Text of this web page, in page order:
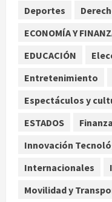
4
Deportes
ECONOMÍA Y
EDUCACIÓN
Entretenimiento
Espectáculos y
ESTADOS
Innovación
Internacionales
Movilidad y